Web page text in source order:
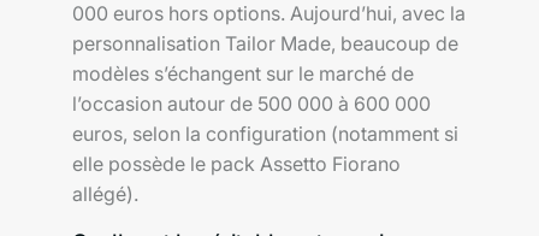
000 euros hors options. Aujourd’hui, avec la
personnalisation Tailor Made, beaucoup de
modèles s’échangent sur le marché de
l’occasion autour de 500 000 à 600 000
euros, selon la configuration (notamment si
elle possède le pack Assetto Fiorano
allégé).